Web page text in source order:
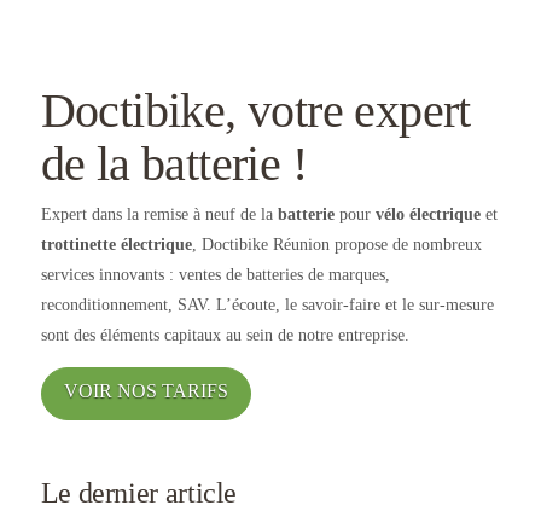
Doctibike, votre expert
de la batterie !
Expert dans la remise à neuf de la batteriepour vélo électriqueet
trottinette électrique, Doctibike Réunion propose de nombreux
services innovants : ventes de batteries de marques,
reconditionnement, SAV. L’écoute, le savoir-faire et le sur-mesure
sont des éléments capitaux au sein de notre entreprise.
VOIR NOS TARIFS
Le dernier article